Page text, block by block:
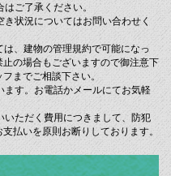
ご了承ください。
状況についてはお問い合わせく
、建物の管理規約で可能になっ
の場合もございますので御注意下
までご相談下さい。
す。お電話かメールにてお気軽
ただく費用につきまして、防犯
払いを原則お断りしております。